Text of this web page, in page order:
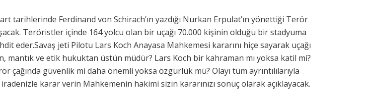
tarihlerinde Ferdinand von Schirach’ın yazdığı Nurkan Erpulat’ın yönettiği Terör
Teröristler içinde 164 yolcu olan bir uçağı 70.000 kişinin olduğu bir stadyuma
eder.Savaş jeti Pilotu Lars Koch Anayasa Mahkemesi kararını hiçe sayarak uçağı
mantık ve etik hukuktan üstün müdür? Lars Koch bir kahraman mı yoksa katil mi?
çağında güvenlik mi daha önemli yoksa özgürlük mü? Olayı tüm ayrıntılılarıyla
karar verin Mahkemenin hakimi sizin kararınızı sonuç olarak açıklayacak.